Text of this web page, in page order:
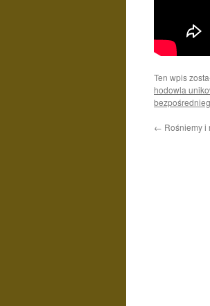
Ten wpis
hodowla
← Rośniemy i